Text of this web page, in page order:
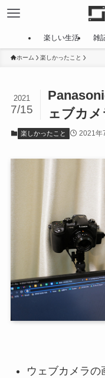
楽しい生活 雑
ホーム 楽しかったこと
ェブカ
2021
7/15
楽しかったこと 2021年
ウェブカメラの